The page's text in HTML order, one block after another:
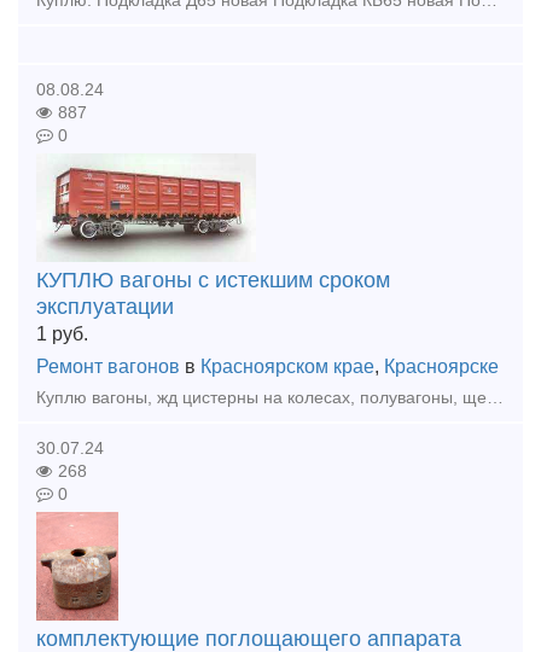
08.08.24
887
0
КУПЛЮ вагоны с истекшим сроком
эксплуатации
1 руб.
Ремонт вагонов в Красноярском крае, Красноярске
Куплю вагоны, жд цистерны на колесах, полувагоны, щеповозы, думпкары, платформы с истекшим сроком эксплуатации по хорошей цене. По всей территории России. Анна тел. 8 933 329 45 40 Красноярск
30.07.24
268
0
комплектующие поглощающего аппарата